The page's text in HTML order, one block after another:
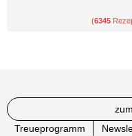
(6345
Treueprogramm